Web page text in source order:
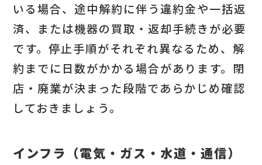
いる場合、途中解約に伴う違約金や一括返
済、または機器の買取・返却手続きが必要
です。停止手順がそれぞれ異なるため、解
約までに日数がかかる場合があります。閉
店・廃業が決まった段階であらかじめ確認
しておきましょう。
インフラ（電気・ガス・水道・通信）